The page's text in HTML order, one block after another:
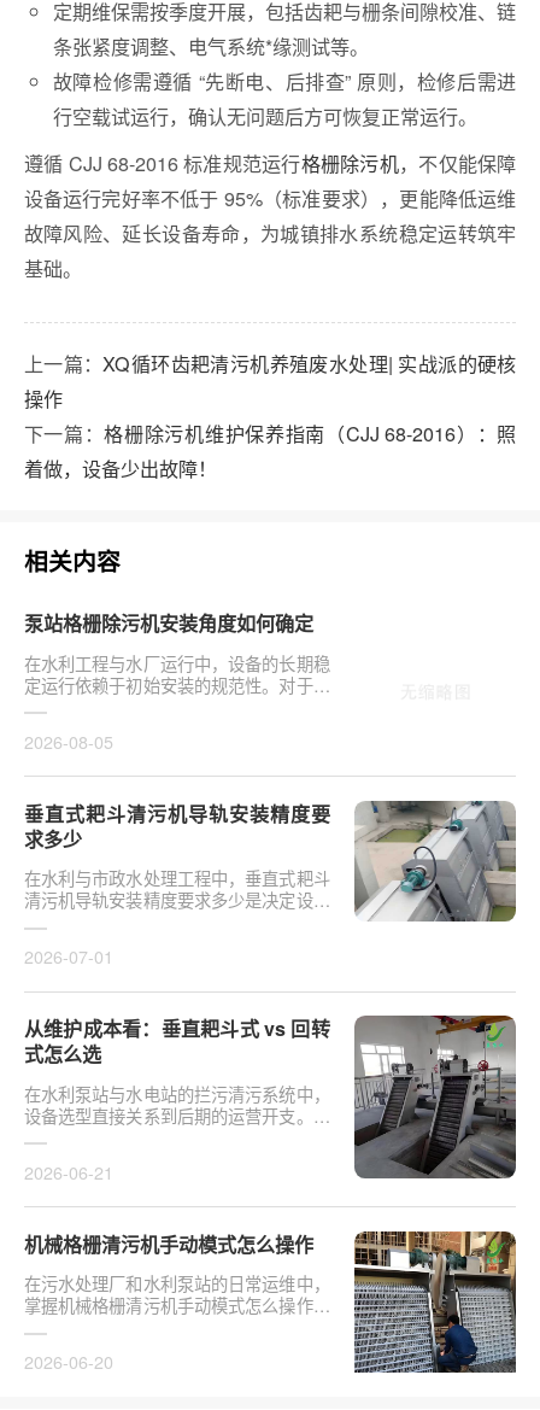
定期维保需按季度开展，包括齿耙与栅条间隙校准、链
条张紧度调整、电气系统*缘测试等。
故障检修需遵循 “先断电、后排查” 原则，检修后需进
行空载试运行，确认无问题后方可恢复正常运行。
遵循 CJJ 68-2016 标准规范运行格栅除污机，不仅能保障
设备运行完好率不低于 95%（标准要求），更能降低运维
故障风险、延长设备寿命，为城镇排水系统稳定运转筑牢
基础。
上一篇：XQ循环齿耙清污机养殖废水处理| 实战派的硬核
操作
下一篇：格栅除污机维护保养指南（CJJ 68-2016）：照
着做，设备少出故障！
相关内容
泵站格栅除污机安装角度如何确定
在水利工程与水厂运行中，设备的长期稳
定运行依赖于初始安装的规范性。对于泵
站核心拦污设备而言，其倾斜度直接影响
2026-08-05
垂直式耙斗清污机导轨安装精度要
求多少
在水利与市政水处理工程中，垂直式耙斗
清污机导轨安装精度要求多少是决定设备
运行平稳性的核心**。导轨作为耙斗上下
2026-07-01
从维护成本看：垂直耙斗式 vs 回转
式怎么选
在水利泵站与水电站的拦污清污系统中，
设备选型直接关系到后期的运营开支。探
讨从维护成本看：垂直耙斗式 vs 回转式
2026-06-21
机械格栅清污机手动模式怎么操作
在污水处理厂和水利泵站的日常运维中，
掌握机械格栅清污机手动模式怎么操作是
保障设备稳定运行的基础环节。以某市政
2026-06-20